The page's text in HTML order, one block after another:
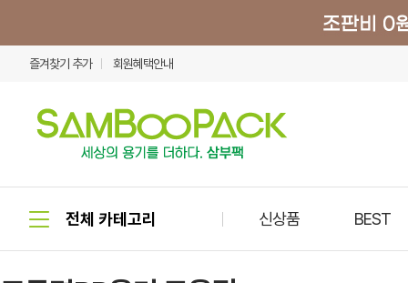
즐겨찾기 추가 회원혜택안내
신상품 BEST